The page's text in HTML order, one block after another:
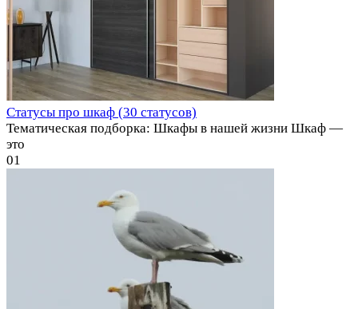
Статусы про шкаф (30 статусов)
Тематическая подборка: Шкафы в нашей жизни Шкаф —
это
01